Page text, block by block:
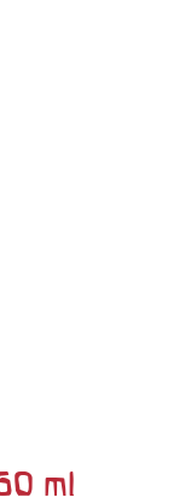
ml